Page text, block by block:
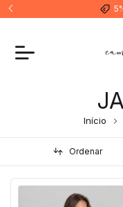
Início
Ordenar